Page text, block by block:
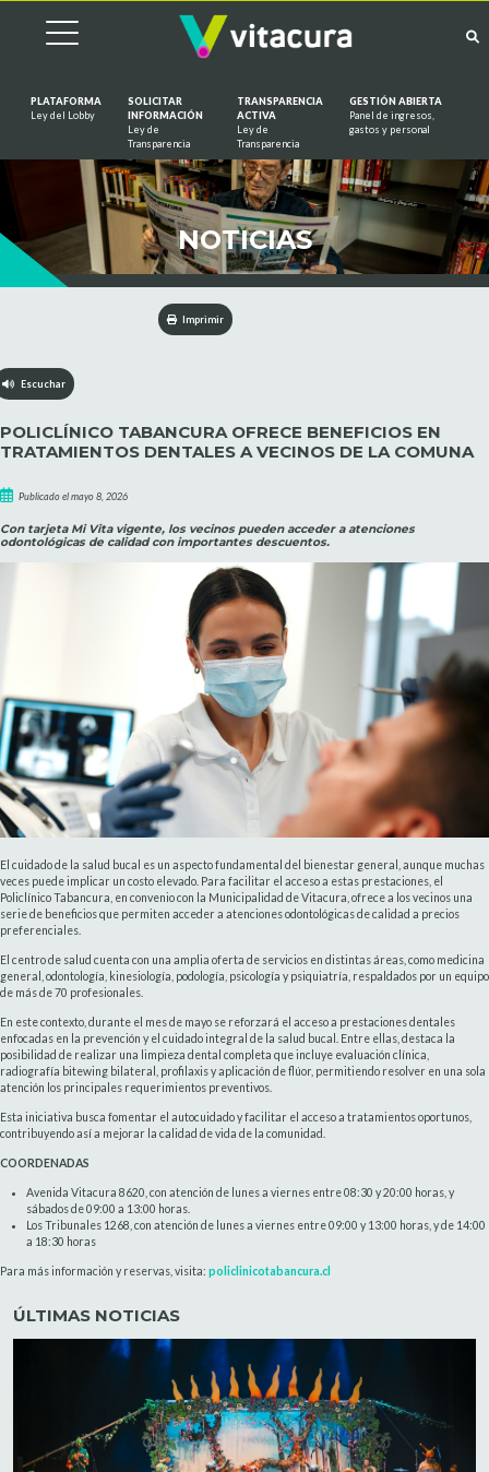
PLATAFORMA
Ley del Lobby
SOLICITAR
INFORMACIÓN
Ley de
Transparencia
TRANSPARENCIA
ACTIVA
Ley de
Transparencia
GESTIÓN ABIERTA
Panel de ingresos,
gastos y personal
NOTICIAS
Imprimir
Escuchar
POLICLÍNICO TABANCURA OFRECE BENEFICIOS EN
TRATAMIENTOS DENTALES A VECINOS DE LA COMUNA
Publicado el mayo 8, 2026
Con tarjeta Mi Vita vigente, los vecinos pueden acceder a atenciones
odontológicas de calidad con importantes descuentos.
El cuidado de la salud bucal es un aspecto fundamental del bienestar general, aunque muchas
veces puede implicar un costo elevado. Para facilitar el acceso a estas prestaciones, el
Policlínico Tabancura, en convenio con la Municipalidad de Vitacura, ofrece a los vecinos una
serie de beneficios que permiten acceder a atenciones odontológicas de calidad a precios
preferenciales.
El centro de salud cuenta con una amplia oferta de servicios en distintas áreas, como medicina
general, odontología, kinesiología, podología, psicología y psiquiatría, respaldados por un equipo
de más de 70 profesionales.
En este contexto, durante el mes de mayo se reforzará el acceso a prestaciones dentales
enfocadas en la prevención y el cuidado integral de la salud bucal. Entre ellas, destaca la
posibilidad de realizar una limpieza dental completa que incluye evaluación clínica,
radiografía bitewing bilateral, profilaxis y aplicación de flúor, permitiendo resolver en una sola
atención los principales requerimientos preventivos.
Esta iniciativa busca fomentar el autocuidado y facilitar el acceso a tratamientos oportunos,
contribuyendo así a mejorar la calidad de vida de la comunidad.
COORDENADAS
Avenida Vitacura 8620, con atención de lunes a viernes entre 08:30 y 20:00 horas, y
sábados de 09:00 a 13:00 horas.
Los Tribunales 1268, con atención de lunes a viernes entre 09:00 y 13:00 horas, y de 14:00
a 18:30 horas
Para más información y reservas, visita: policlinicotabancura.cl
ÚLTIMAS NOTICIAS